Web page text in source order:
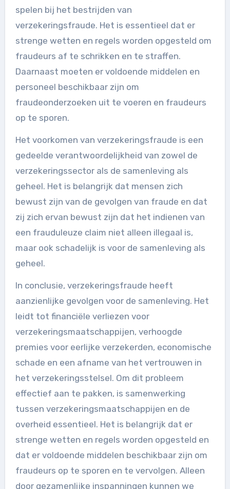
spelen bij het bestrijden van
verzekeringsfraude. Het is essentieel dat er
strenge wetten en regels worden opgesteld om
fraudeurs af te schrikken en te straffen.
Daarnaast moeten er voldoende middelen en
personeel beschikbaar zijn om
fraudeonderzoeken uit te voeren en fraudeurs
op te sporen.
Het voorkomen van verzekeringsfraude is een
gedeelde verantwoordelijkheid van zowel de
verzekeringssector als de samenleving als
geheel. Het is belangrijk dat mensen zich
bewust zijn van de gevolgen van fraude en dat
zij zich ervan bewust zijn dat het indienen van
een frauduleuze claim niet alleen illegaal is,
maar ook schadelijk is voor de samenleving als
geheel.
In conclusie, verzekeringsfraude heeft
aanzienlijke gevolgen voor de samenleving. Het
leidt tot financiële verliezen voor
verzekeringsmaatschappijen, verhoogde
premies voor eerlijke verzekerden, economische
schade en een afname van het vertrouwen in
het verzekeringsstelsel. Om dit probleem
effectief aan te pakken, is samenwerking
tussen verzekeringsmaatschappijen en de
overheid essentieel. Het is belangrijk dat er
strenge wetten en regels worden opgesteld en
dat er voldoende middelen beschikbaar zijn om
fraudeurs op te sporen en te vervolgen. Alleen
door gezamenlijke inspanningen kunnen we